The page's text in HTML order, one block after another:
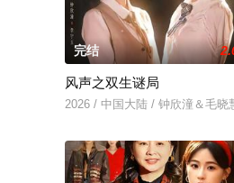
完结
风声之双生谜局
2026 / 中国大陆 / 钟欣潼＆毛晓